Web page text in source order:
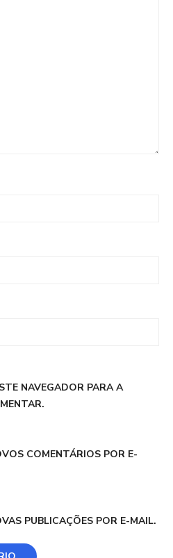
NAVEGADOR PARA A
COMENTÁRIOS POR E-
PUBLICAÇÕES POR E-MAIL.